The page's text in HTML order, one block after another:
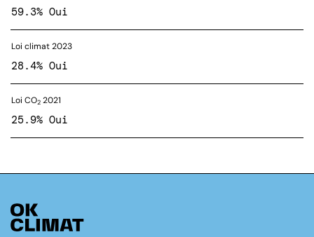
59.3% Oui
Loi climat 2023
28.4% Oui
Loi CO2 2021
25.9% Oui